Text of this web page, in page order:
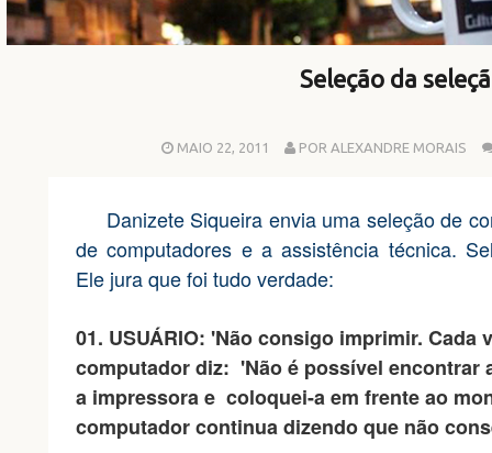
Seleção da
MAIO 22, 2011 POR ALEXANDRE MORAIS
Danizete Siqueira envia uma seleção de
de computadores e a assistência técnica.
Ele jura que foi tudo verdade:
01. USUÁRIO: 'Não consigo imprimir. Cada
computador diz: 'Não é possível encontrar
a impressora e coloquei-a em frente ao
computador continua dizendo que não